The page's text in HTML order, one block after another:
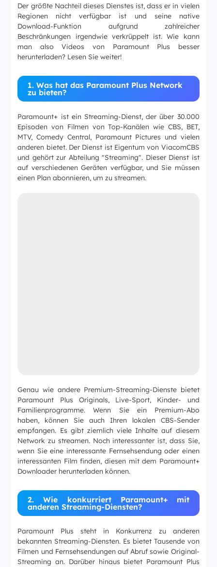
Der größte Nachteil dieses Dienstes ist, dass er in vielen
Regionen nicht verfügbar ist und seine native
Download-Funktion aufgrund zahlreicher
Beschränkungen irgendwie verkrüppelt ist. Wie kann
man also Videos von Paramount Plus besser
herunterladen? Lesen Sie weiter!
1. Was hat das Paramount Plus Network
zu bieten?
Paramount+ ist ein Streaming-Dienst, der über 30.000
Episoden von Filmen von Top-Kanälen wie CBS, BET,
MTV, Comedy Central, Paramount Pictures und vielen
anderen bietet. Der Dienst ist Eigentum von ViacomCBS
und gehört zur Abteilung "Streaming". Dieser Dienst ist
auf verschiedenen Geräten verfügbar, und Sie müssen
einen Plan abonnieren, um zu streamen.
Genau wie andere Premium-Streaming-Dienste bietet
Paramount Plus Originals, Live-Sport, Kinder- und
Familienprogramme. Wenn Sie ein Premium-Abo
haben, können Sie auch Ihren lokalen CBS-Sender
empfangen. Es gibt ziemlich viele Inhalte auf diesem
Network zu streamen. Noch interessanter ist, dass Sie,
wenn Sie eine interessante Fernsehsendung oder einen
interessanten Film finden, diesen mit dem Paramount+
Downloader herunterladen können.
2. Wie konkurriert Paramount+ mit
anderen Streaming-Diensten?
Paramount Plus steht in Konkurrenz zu anderen
bekannten Streaming-Diensten. Es bietet Tausende von
Filmen und Fernsehsendungen auf Abruf sowie Original-
Streaming an. Darüber hinaus bietet Paramount Plus